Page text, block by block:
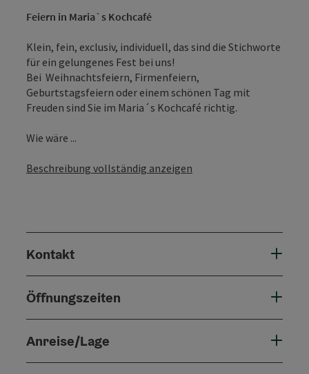
Feiern in Maria`s Kochcafé
Klein, fein, exclusiv, individuell, das sind die Stichworte
für ein gelungenes Fest bei uns!
Bei Weihnachtsfeiern, Firmenfeiern,
Geburtstagsfeiern oder einem schönen Tag mit
Freuden sind Sie im Maria´s Kochcafé richtig.
Wie wäre ...
Beschreibung vollständig anzeigen
Kontakt
Öffnungszeiten
Anreise/Lage